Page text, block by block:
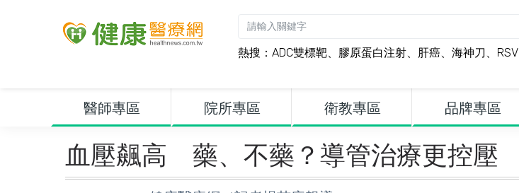
熱搜： ADC雙標靶、 膠原蛋白注射、 肝癌、 海神刀 、 RSV
醫師專區 院所專區 衛教專區 品牌專區
血壓飆高 藥、不藥？導管治療更控壓